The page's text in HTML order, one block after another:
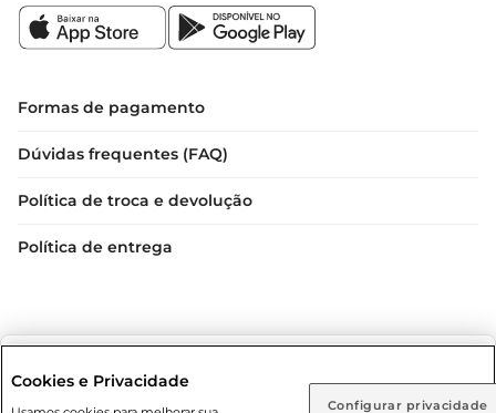
Formas de pagamento
Dúvidas frequentes (FAQ)
Política de troca e devolução
Política de entrega
Cookies e Privacidade
Configurar privacidade